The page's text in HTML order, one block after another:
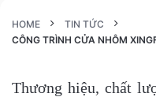
HOME
TIN TỨC
CÔNG TRÌNH CỬA NHÔM
Thương hiệu, chất